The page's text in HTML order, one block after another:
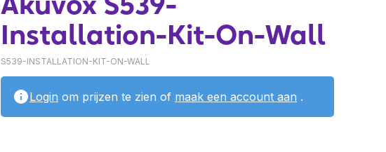
Installation-Kit-On-Wall
S539-INSTALLATION-KIT-ON-WALL
Login om prijzen te zien of maak een account aan .